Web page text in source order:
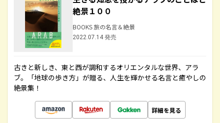
絶景１００
BOOKS 旅の名言＆絶景
2022.07.14 発売
古きと新しき、東と西が調和するオリエンタルな世界、アラ
ブ。「地球の歩き方」が贈る、人生を輝かせる名言と癒やしの
絶景集！
詳細を見る